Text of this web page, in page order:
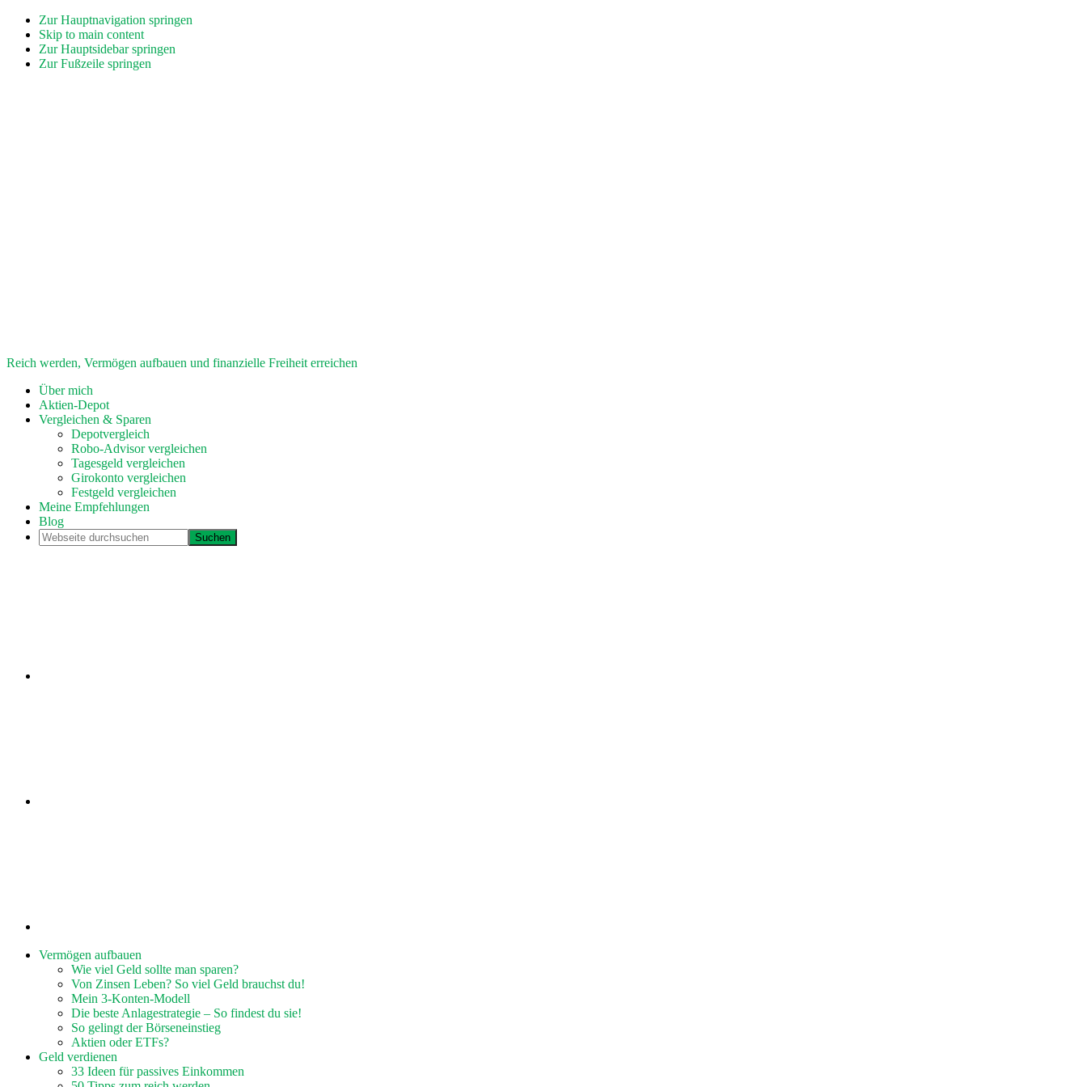
Zur Hauptnavigation springen
Skip to main content
Zur Hauptsidebar springen
Zur Fußzeile springen
Reich werden, Vermögen aufbauen und finanzielle Freiheit erreichen
Über mich
Aktien-Depot
Vergleichen & Sparen
Depotvergleich
Robo-Advisor vergleichen
Tagesgeld vergleichen
Girokonto vergleichen
Festgeld vergleichen
Meine Empfehlungen
Blog
Webseite
durchsuchen
Vermögen aufbauen
Wie viel Geld sollte man sparen?
Von Zinsen Leben? So viel Geld brauchst du!
Mein 3-Konten-Modell
Die beste Anlagestrategie – So findest du sie!
So gelingt der Börseneinstieg
Aktien oder ETFs?
Geld verdienen
33 Ideen für passives Einkommen